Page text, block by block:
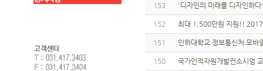
153 '디자인의 미래를 디자인하
152 최대 1,500만원 지원!!
151 인하대학교 정보통신처 모
150 국가인적자원개발컨소시엄